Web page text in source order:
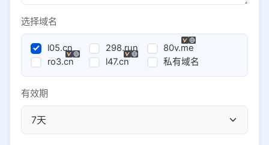
选择域名
l05.cn 298.run
80v.me
ro3.cn
l47.cn 私有域名
有效期